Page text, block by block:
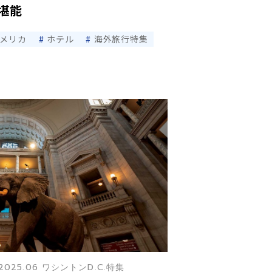
能
リカ ホテル 海外旅行特集
ワシントンD.C.特集